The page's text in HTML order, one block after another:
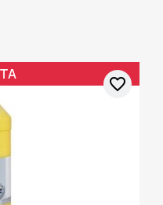
favorite_border